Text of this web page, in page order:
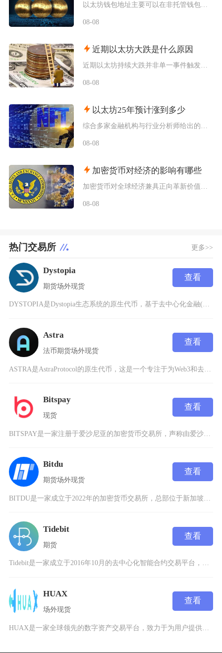
以太坊钱包地址主要可以在非托管钱包客户端、硬件钱包配套软件、交易所资产充值页面找到，地址统
08-08
近期以太坊大跌是什么原因
08-08
以太坊25年预计涨到多少
08-08
加密货币对经济的影响有哪些
08-08
热门交易所 更多>>
Dystopia
期货场外现货
查看
DYSTOPIA是Dystopia生态系统的原生代币，基于去中心化金融(DeFi)理念设计
Astra
法币期货场外现货
查看
ASTRA是AstraProtocol的原生代币，这是一个专注于为Web3和去中心化金融（
Bitspay
现货
查看
BITSPAY是一家注册于爱沙尼亚的加密货币交易所，声称由爱沙尼亚金融情报部门(FIU)许
Bitdu
期货场外现货
查看
Tidebit
期货
查看
Tidebit是一家成立于2016年10月的去中心化智能合约交易平台，注册地区不详，专注于
HUAX
场外现货
查看
HUAX是一家全球领先的数字资产交易平台，致力于为用户提供安全、高效的数字货币交易服务。成